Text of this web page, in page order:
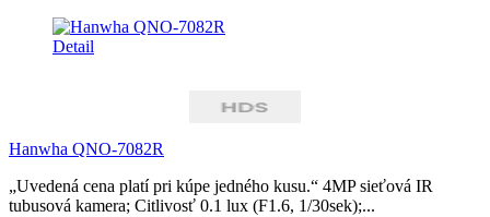
Detail
Hanwha QNO-7082R
„Uvedená cena platí pri kúpe jedného kusu.“ 4MP sieťová IR
tubusová kamera; Citlivosť 0.1 lux (F1.6, 1/30sek);...